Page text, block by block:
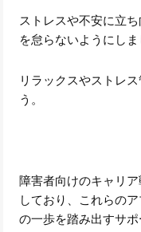
ストレスや不安に立
を怠らないようにしま
リラックスやストレ
う。
障害者向けのキャリ
しており、これらの
の一歩を踏み出すサポ